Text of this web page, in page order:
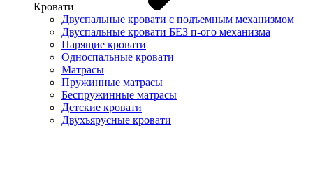
Кровати
Двуспальные кровати с подъемным механизмом
Двуспальные кровати БЕЗ п-ого механизма
Парящие кровати
Односпальные кровати
Матрасы
Пружинные матрасы
Беспружинные матрасы
Детские кровати
Двухъярусные кровати